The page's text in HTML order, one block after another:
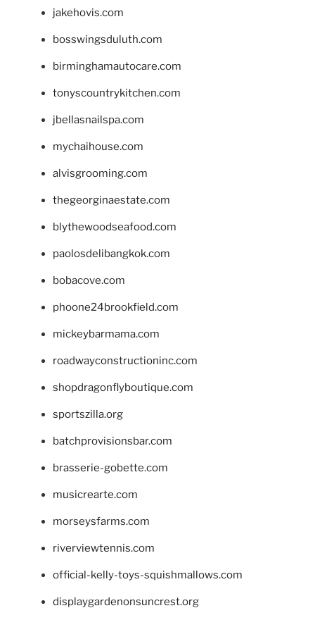
jakehovis.com
bosswingsduluth.com
birminghamautocare.com
tonyscountrykitchen.com
jbellasnailspa.com
mychaihouse.com
alvisgrooming.com
thegeorginaestate.com
blythewoodseafood.com
paolosdelibangkok.com
bobacove.com
phoone24brookfield.com
mickeybarmama.com
roadwayconstructioninc.com
shopdragonflyboutique.com
sportszilla.org
batchprovisionsbar.com
brasserie-gobette.com
musicrearte.com
morseysfarms.com
riverviewtennis.com
official-kelly-toys-squishmallows.com
displaygardenonsuncrest.org